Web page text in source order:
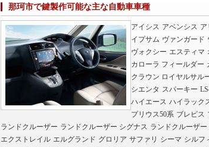
那珂市で鍵製作可能な主な自動車車種
アイシス アベンシス ア
イプサム ヴァンガード
ヴォクシー エスティマ
カローラ フィールダー
クラウン ロイヤルサル
シエンタ スパーキー
ハイエース ハイラック
プリウス50系 ブレビス
ランドクルーザー ランドクルーザー シグナス ランドクルーザー
エクストレイル エルグランド グロリア サファリ シーマ シルフ